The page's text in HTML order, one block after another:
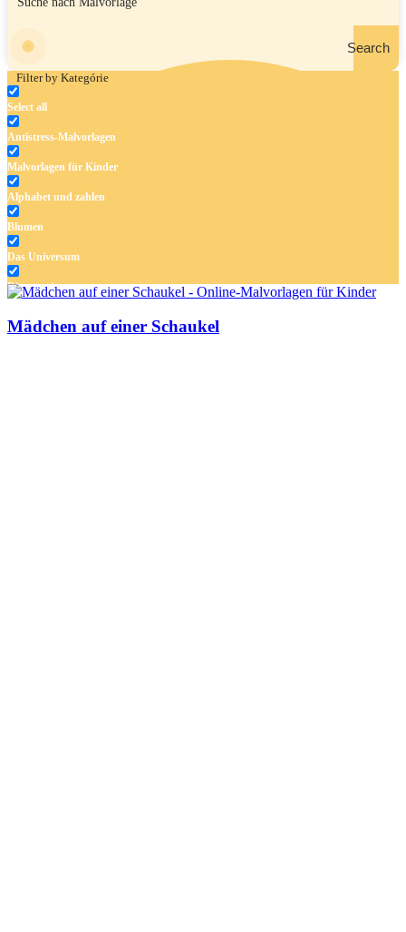
Search
Filter by Kategórie
Select all
Antistress-Malvorlagen
Malvorlagen für Kinder
Alphabet und zahlen
Blumen
Das Universum
Dinosaurier
Mädchen auf einer Schaukel